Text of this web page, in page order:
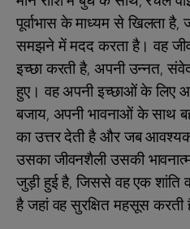
पूर्वाभास के माध्यम से खिलता
समझने में मदद करता है। वह
इच्छा करती है, अपनी उन्नत,
हुए। वह अपनी इच्छाओं के लिए
बजाय, अपनी भावनाओं के साथ
का उत्तर देती है और जब आवश्यक
उसका जीवनशैली उसकी
जुड़ी हुई है, जिससे वह एक शांति
है जहां वह सुरक्षित महसूस करती